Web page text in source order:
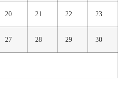
20 21 22 23
27 28 29 30